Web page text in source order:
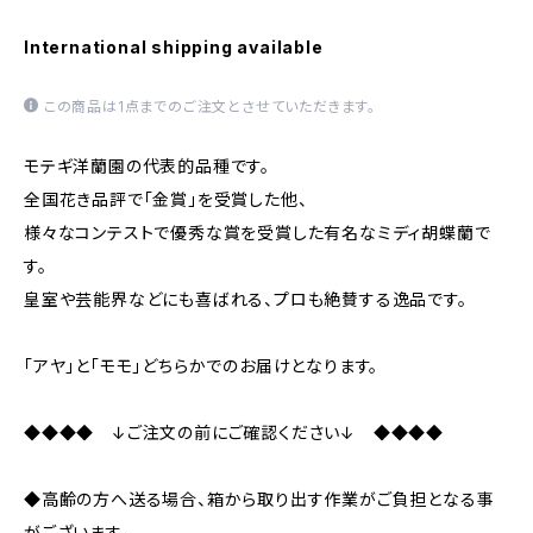
International shipping available
この商品は1点までのご注文とさせていただきます。
モテギ洋蘭園の代表的品種です。
全国花き品評で「金賞」を受賞した他、
様々なコンテストで優秀な賞を受賞した有名なミディ胡蝶蘭で
す。
皇室や芸能界などにも喜ばれる、プロも絶賛する逸品です。
「アヤ」と「モモ」どちらかでのお届けとなります。
◆◆◆◆ ↓ご注文の前にご確認ください↓ ◆◆◆◆
◆高齢の方へ送る場合、箱から取り出す作業がご負担となる事